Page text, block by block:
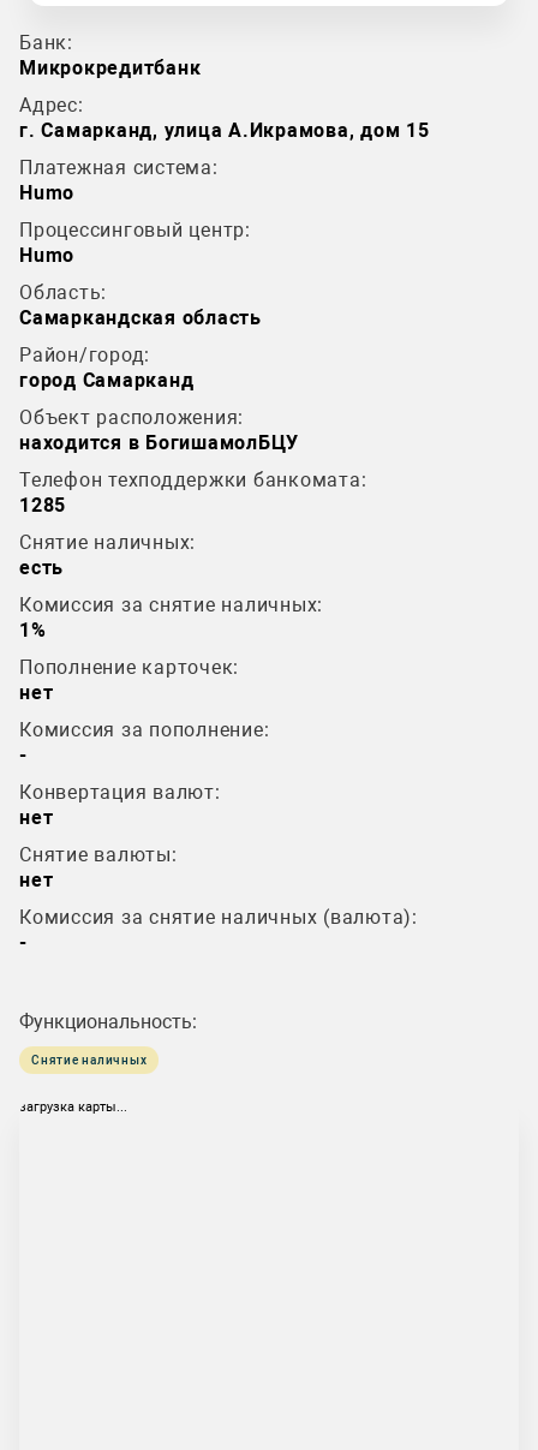
Банк:
Микрокредитбанк
Адрес:
г. Самарканд, улица А.Икрамова, дом 15
Платежная система:
Humo
Процессинговый центр:
Humo
Область:
Самаркандская область
Район/город:
город Самарканд
Объект расположения:
находится в БогишамолБЦУ
Телефон техподдержки банкомата:
1285
Снятие наличных:
есть
Комиссия за снятие наличных:
1%
Пополнение карточек:
нет
Комиссия за пополнение:
-
Конвертация валют:
нет
Снятие валюты:
нет
Комиссия за снятие наличных (валюта):
-
Функциональность:
Снятие наличных
загрузка карты...